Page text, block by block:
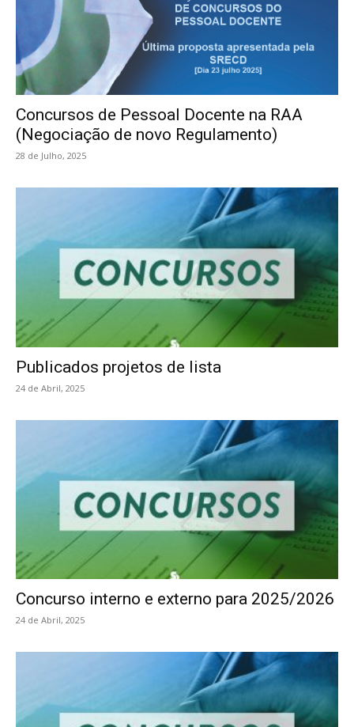
Concursos de Pessoal Docente na RAA
(Negociação de novo Regulamento)
28 de Julho, 2025
Publicados projetos de lista
24 de Abril, 2025
Concurso interno e externo para 2025/2026
24 de Abril, 2025